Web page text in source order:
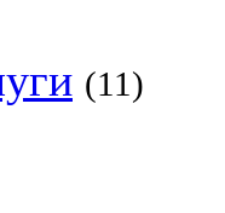
(11)